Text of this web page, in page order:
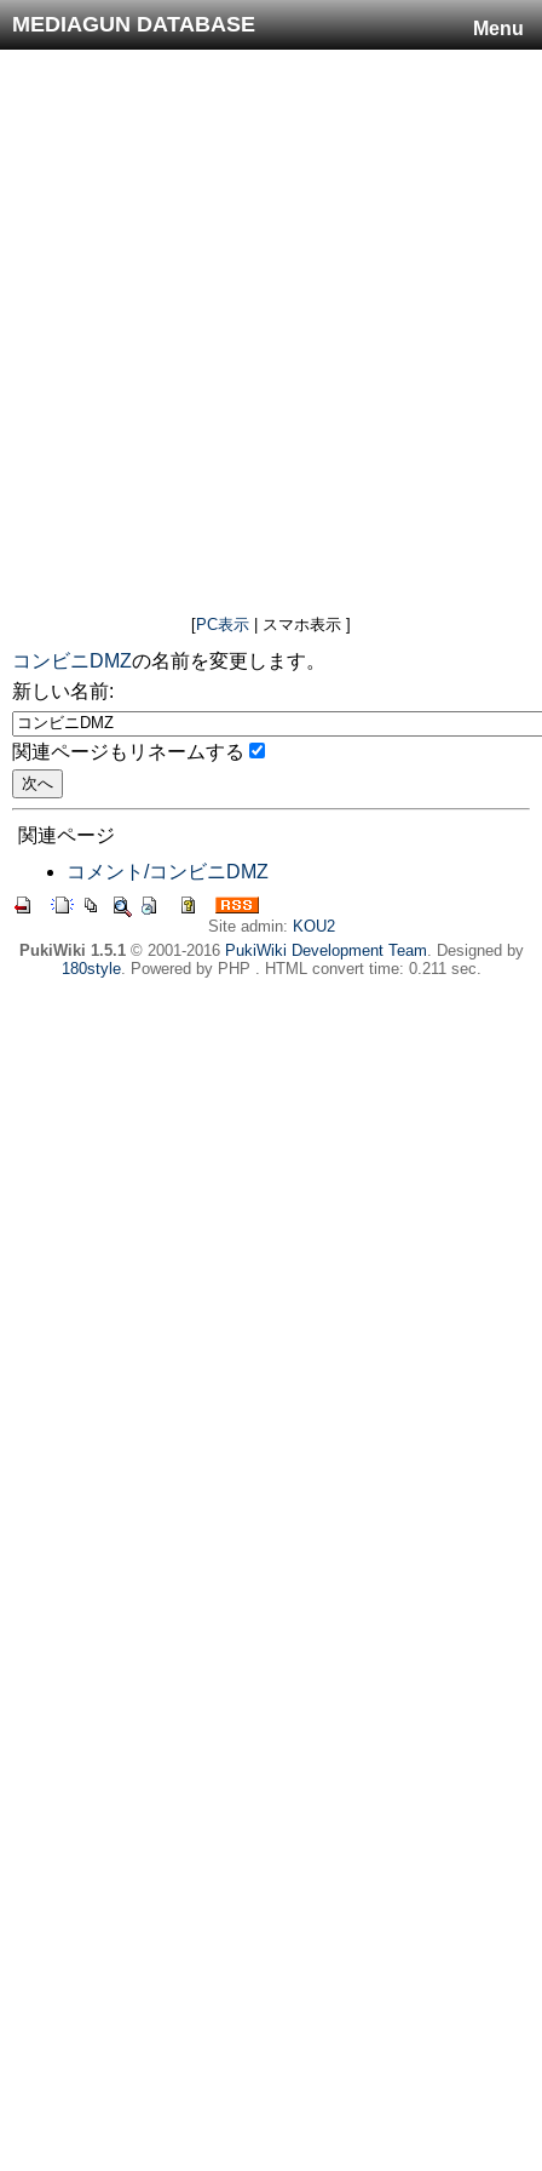
Menu
MEDIAGUN DATABASE
[PC表示 | スマホ表示 ]
コンビニDMZの名前を変更します。
新しい名前:
関連ページもリネームする
関連ページ
コメント/コンビニDMZ
Site admin: KOU2
PukiWiki 1.5.1© 2001-2016 PukiWiki Development Team. Designed by
180style. Powered by PHP . HTML convert time: 0.211 sec.